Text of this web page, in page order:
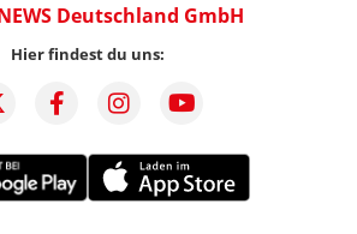
Deutschland GmbH
Hier findest du uns: